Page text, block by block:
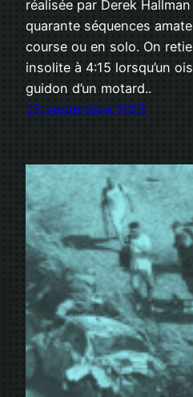
réalisée par Derek
quarante séquences
course ou en solo. On
insolite à 4:15 lorsqu’un
guidon d’un motard..
25 septembre 2015